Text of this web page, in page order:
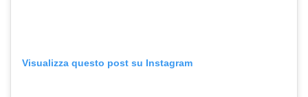
Visualizza questo post su Instagram